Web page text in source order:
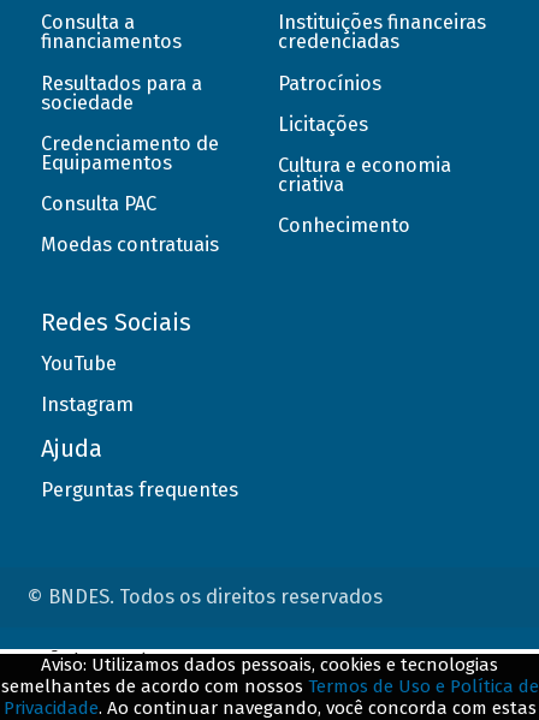
Consulta a
financiamentos
Resultados para a
sociedade
Credenciamento de
Equipamentos
Consulta PAC
Moedas contratuais
Instituições financeiras
credenciadas
Patrocínios
Licitações
Cultura e economia
criativa
Conhecimento
Redes Sociais
YouTube
Instagram
Ajuda
Perguntas frequentes
© BNDES. Todos os direitos reservados
Aviso: Utilizamos dados pessoais, cookies e tecnologias
semelhantes de acordo com nossos Termos de Uso e Política de
Privacidade. Ao continuar navegando, você concorda com estas
ConteÃºdo complementar
${title}${badge}